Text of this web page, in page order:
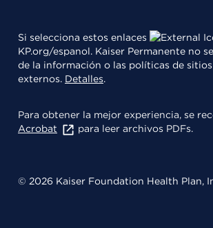
Si selecciona estos enlaces
KP.org/espanol. Kaiser Permanente no
de la información o las políticas de
externos. Detalles.
Para obtener la mejor experiencia, se
Acrobat
para leer archivos PDFs.
© 2026 Kaiser Foundation Health Plan,